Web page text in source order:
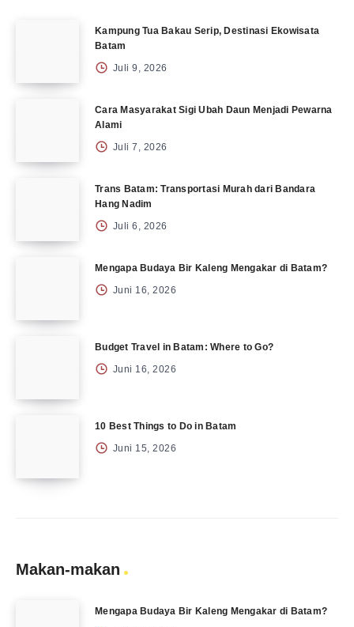
Kampung Tua Bakau Serip, Destinasi Ekowisata
Batam
Juli 9, 2026
Cara Masyarakat Sigi Ubah Daun Menjadi Pewarna
Alami
Juli 7, 2026
Trans Batam: Transportasi Murah dari Bandara
Hang Nadim
Juli 6, 2026
Mengapa Budaya Bir Kaleng Mengakar di Batam?
Juni 16, 2026
Budget Travel in Batam: Where to Go?
Juni 16, 2026
10 Best Things to Do in Batam
Juni 15, 2026
Makan-makan
Mengapa Budaya Bir Kaleng Mengakar di Batam?